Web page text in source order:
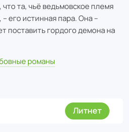
та, чьё ведьмовское племя
его истинная пара. Она –
поставить гордого демона на
романы
Литнет